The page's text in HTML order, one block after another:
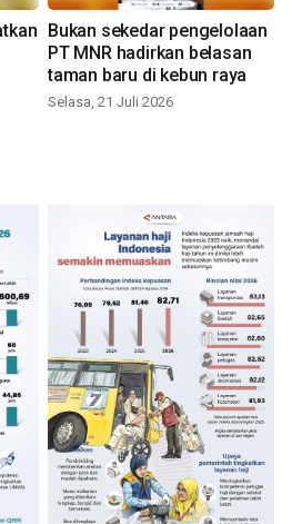
Bukan sekedar pengelolaan
PT MNR hadirkan belasan
taman baru di kebun raya
Selasa, 21 Juli 2026